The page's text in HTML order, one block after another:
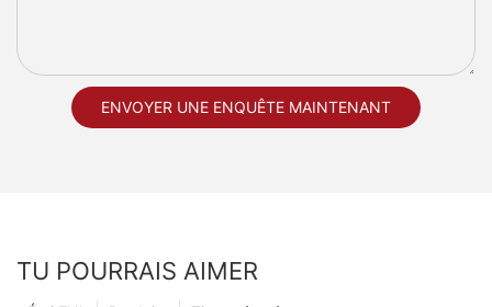
ENVOYER UNE ENQUÊTE MAINTENANT
TU POURRAIS AIMER